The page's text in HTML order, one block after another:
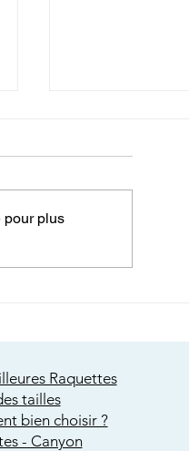
Où s’amuser à
pour plus
Raquettes
tailles
bien choisir ?
- Canyon